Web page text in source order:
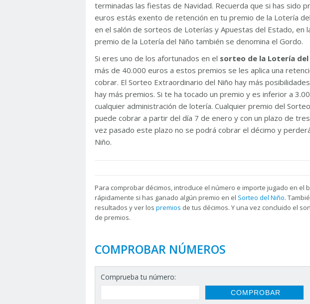
terminadas las fiestas de Navidad. Recuerda que si has sido
euros estás exento de retención en tu premio de la Lotería
en el salón de sorteos de Loterías y Apuestas del Estado, en
premio de la Lotería del Niño también se denomina el Gordo.
Si eres uno de los afortunados en el sorteo de la Lotería del
más de 40.000 euros a estos premios se les aplica una
cobrar. El Sorteo Extraordinario del Niño hay más
hay más premios. Si te ha tocado un premio y es inferior a
cualquier administración de lotería. Cualquier premio del
puede cobrar a partir del día 7 de enero y con un plazo de
vez pasado este plazo no se podrá cobrar el décimo y
Niño.
Para comprobar décimos, introduce el número e importe jugado en el
rápidamente si has ganado algún premio en el Sorteo del Niño.
resultados y ver los premios de tus décimos. Y una vez concluido el
de premios.
COMPROBAR NÚMEROS
Comprueba tu número: